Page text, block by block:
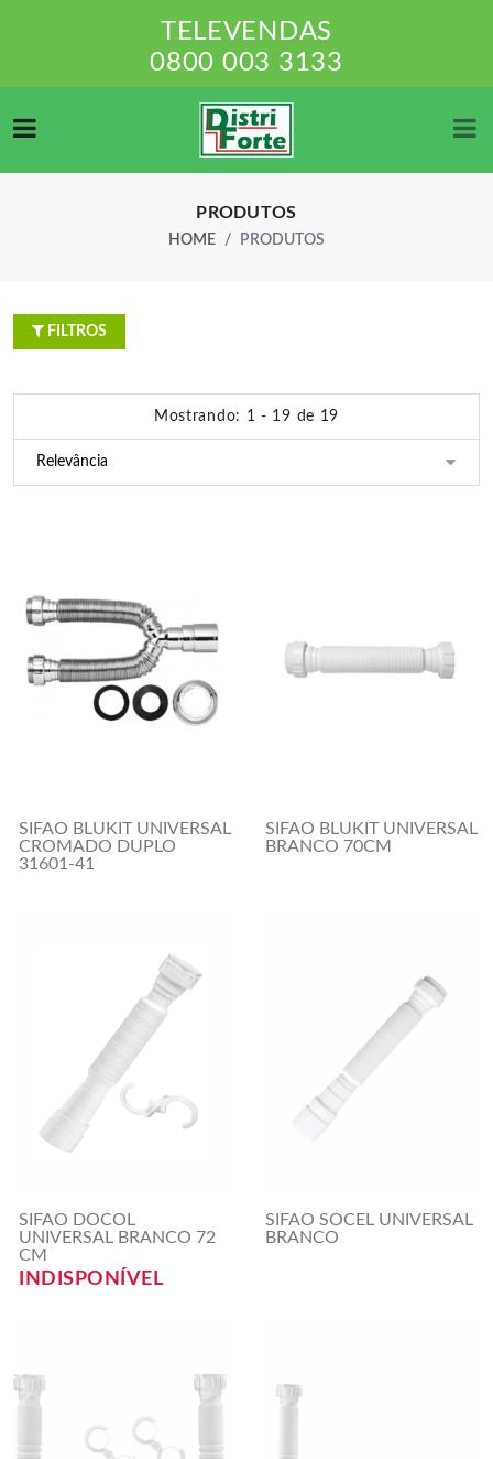
TELEVENDAS
0800 003 3133
PRODUTOS
HOME PRODUTOS
FILTROS
Mostrando: 1 - 19 de 19
SIFAO BLUKIT UNIVERSAL
CROMADO DUPLO
31601-41
SIFAO BLUKIT UNIVERSAL
BRANCO 70CM
SIFAO DOCOL
UNIVERSAL BRANCO 72
CM
INDISPONÍVEL
SIFAO SOCEL UNIVERSAL
BRANCO